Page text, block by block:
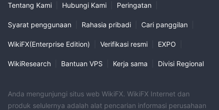
Tentang Kami Hubungi Kami Peringatan
Syarat penggunaan Rahasia pribadi Cari panggilan
WikiFX(Enterprise Edition) Verifikasi resmi EXPO
WikiResearch Bantuan VPS Kerja sama Divisi Regional
Anda mengunjungi situs web WikiFX. WikiFX Internet dan
produk selulernya adalah alat pencarian informasi perusahaan